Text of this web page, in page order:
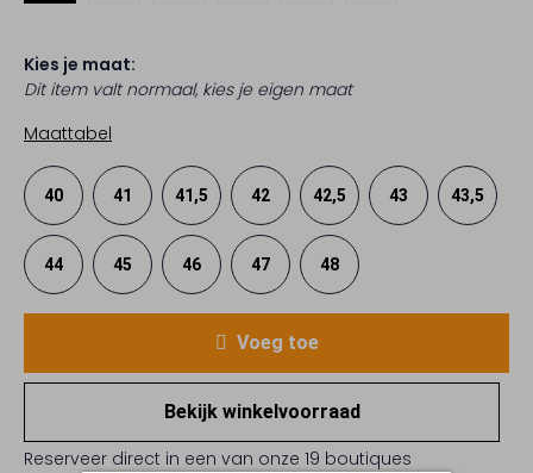
Kies je maat:
Dit item valt normaal, kies je eigen maat
Maattabel
40 41 41,5 42 42,5 43 43,5
44 45 46 47 48
Voeg toe
Bekijk winkelvoorraad
Reserveer direct in een van onze 19 boutiques